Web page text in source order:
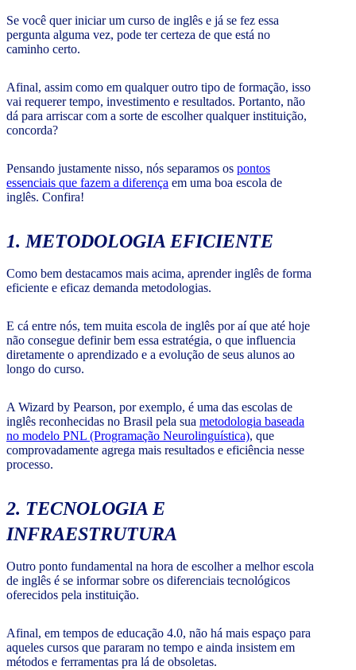
Se você quer iniciar um curso de inglês e já se fez essa
pergunta alguma vez, pode ter certeza de que está no
caminho certo.
Afinal, assim como em qualquer outro tipo de formação, isso
vai requerer tempo, investimento e resultados. Portanto, não
dá para arriscar com a sorte de escolher qualquer instituição,
concorda?
Pensando justamente nisso, nós separamos os pontos
essenciais que fazem a diferença em uma boa escola de
inglês. Confira!
1. METODOLOGIA EFICIENTE
Como bem destacamos mais acima, aprender inglês de forma
eficiente e eficaz demanda metodologias.
E cá entre nós, tem muita escola de inglês por aí que até hoje
não consegue definir bem essa estratégia, o que influencia
diretamente o aprendizado e a evolução de seus alunos ao
longo do curso.
A Wizard by Pearson, por exemplo, é uma das escolas de
inglês reconhecidas no Brasil pela sua metodologia baseada
no modelo PNL (Programação Neurolinguística), que
comprovadamente agrega mais resultados e eficiência nesse
processo.
2. TECNOLOGIA E
INFRAESTRUTURA
Outro ponto fundamental na hora de escolher a melhor escola
de inglês é se informar sobre os diferenciais tecnológicos
oferecidos pela instituição.
Afinal, em tempos de educação 4.0, não há mais espaço para
aqueles cursos que pararam no tempo e ainda insistem em
métodos e ferramentas pra lá de obsoletas.